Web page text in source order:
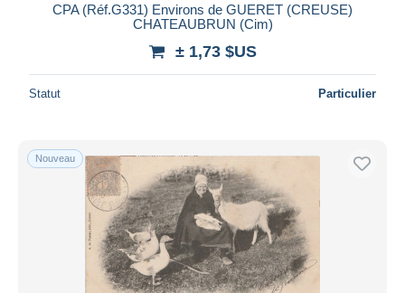
CPA (Réf.G331) Environs de GUERET (CREUSE)
CHATEAUBRUN (Cim)
± 1,73 $US
Statut Particulier
Nouveau